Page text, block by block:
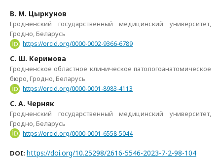
В. М. Цыркунов
Гродненский государственный медицинский университет,
Гродно, Беларусь
https://orcid.org/0000-0002-9366-6789
С. Ш. Керимова
Гродненское областное клиническое патологоанатомическое
бюро, Гродно, Беларусь
https://orcid.org/0000-0001-8983-4113
С. А. Черняк
Гродненский государственный медицинский университет,
Гродно, Беларусь
https://orcid.org/0000-0001-6558-5044
DOI: https://doi.org/10.25298/2616-5546-2023-7-2-98-104